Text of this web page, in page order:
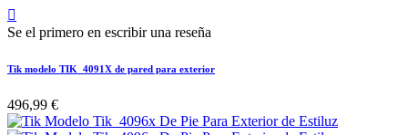

Se el primero en escribir una reseña
Tik modelo TIK_4091X de pared para exterior
496,99 €